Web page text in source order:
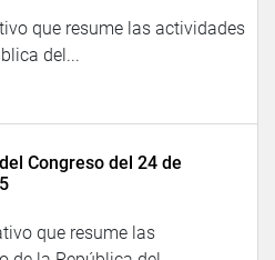
que resume las actividades
del...
Congreso del 24 de
que resume las